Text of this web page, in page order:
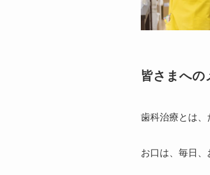
皆さまへの
歯科治療とは、
お口は、毎日、